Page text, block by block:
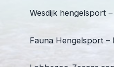
Wesdijk hengelsport
Fauna Hengelsport –